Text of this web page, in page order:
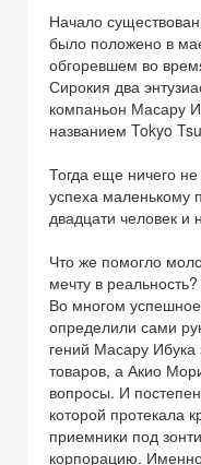
Начало
было положено в
обгоревшем во
Сирокия два
компаньон Масару
названием Tokyo
Тогда еще ничего
успеха маленькому
двадцати человек и
Что же помогло
мечту в реальность?
Во многом
определили сами
гений Масару
товаров, а Акио
вопросы. И
которой протекала
приемники под
корпорацию.